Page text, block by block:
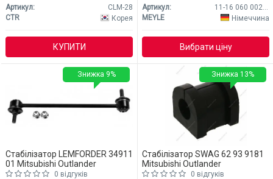
Артикул:
CLM-28
CTR
Корея
КУПИТИ
Артикул:
11-16 060 0021/HD
MEYLE
Німеччина
Вибрати ціну
Стабілізатор LEMFORDER 34911
01 Mitsubishi Outlander
0 відгуків
Знижка 9%
Стабілізатор SWAG 62 93 9181
Mitsubishi Outlander
0 відгуків
Знижка 13%